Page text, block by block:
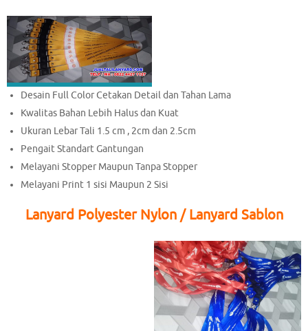
Desain Full Color Cetakan Detail dan Tahan Lama
Kwalitas Bahan Lebih Halus dan Kuat
Ukuran Lebar Tali 1.5 cm , 2cm dan 2.5cm
Pengait Standart Gantungan
Melayani Stopper Maupun Tanpa Stopper
Melayani Print 1 sisi Maupun 2 Sisi
Lanyard Polyester Nylon / Lanyard Sablon